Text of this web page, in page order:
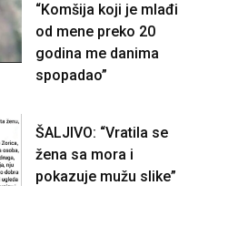
“Komšija koji je mlađi
od mene preko 20
godina me danima
spopadao”
ŠALJIVO: “Vratila se
žena sa mora i
pokazuje mužu slike”